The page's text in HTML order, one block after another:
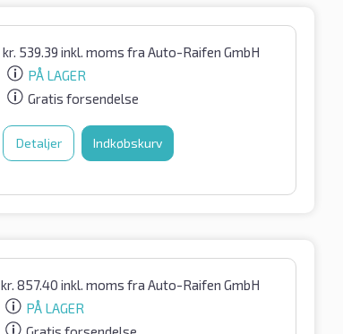
kr. 539.39 inkl. moms fra Auto-Raifen GmbH
PÅ LAGER
Gratis forsendelse
Detaljer Indkøbskurv
kr. 857.40 inkl. moms fra Auto-Raifen GmbH
PÅ LAGER